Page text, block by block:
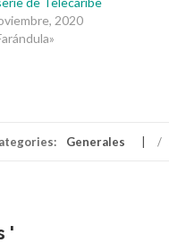
2020
Generales /
'